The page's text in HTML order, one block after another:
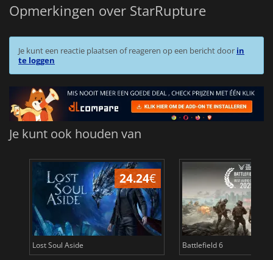
Opmerkingen over StarRupture
Je kunt een reactie plaatsen of reageren op een bericht door in
te loggen
Je kunt ook houden van
24.24€
Lost Soul Aside Battlefield 6